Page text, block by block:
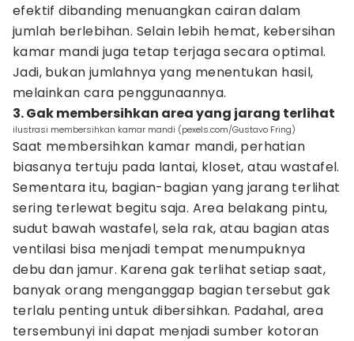
efektif dibanding menuangkan cairan dalam
jumlah berlebihan. Selain lebih hemat, kebersihan
kamar mandi juga tetap terjaga secara optimal.
Jadi, bukan jumlahnya yang menentukan hasil,
melainkan cara penggunaannya.
3. Gak membersihkan area yang jarang terlihat
ilustrasi membersihkan kamar mandi (pexels.com/Gustavo Fring)
Saat membersihkan kamar mandi, perhatian
biasanya tertuju pada lantai, kloset, atau wastafel.
Sementara itu, bagian-bagian yang jarang terlihat
sering terlewat begitu saja. Area belakang pintu,
sudut bawah wastafel, sela rak, atau bagian atas
ventilasi bisa menjadi tempat menumpuknya
debu dan jamur. Karena gak terlihat setiap saat,
banyak orang menganggap bagian tersebut gak
terlalu penting untuk dibersihkan. Padahal, area
tersembunyi ini dapat menjadi sumber kotoran